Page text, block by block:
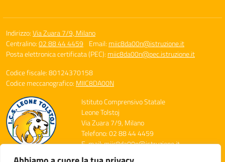
Indirizzo:Via Zuara 7/9, Milano
Centralino:02 88 44 4459 Email: miic8da00n@istruzione.it
Posta elettronica certificata (PEC): miic8da00n@pec.istruzione.it
Codice fiscale: 80124370158
Codice meccanografico: MIIC8DA00N
Istituto Comprensivo Statale
Leone Tolstoj
Via Zuara 7/9, Milano
Telefono: 02 88 44 4459
E-mail: miic8da00n@istruzione.it